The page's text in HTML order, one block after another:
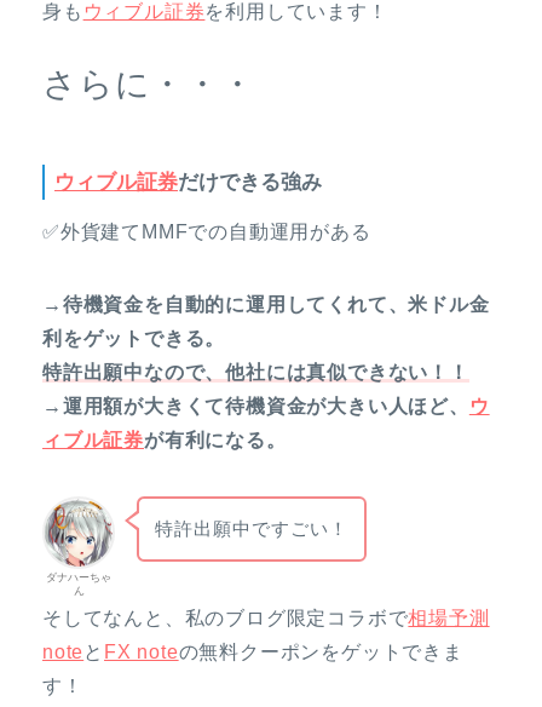
身も ウィブル証券を利用しています！
さらに・・・
ウィブル証券だけできる強み
✅外貨建てMMFでの自動運用がある
→待機資金を自動的に運用してくれて、米ドル金
利をゲットできる。
特許出願中なので、他社には真似できない！！
→運用額が大きくて待機資金が大きい人ほど、
ウ
ィブル証券が有利になる。
ダナハーちゃ
ん
特許出願中ですごい！
そしてなんと、私のブログ限定コラボで相場予測
note と FX noteの無料クーポンをゲットできま
す！